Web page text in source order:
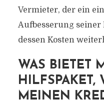
Vermieter, der ein
Aufbesserung
dessen Kosten
WAS BIETET
HILFSPAKET,
MEINEN